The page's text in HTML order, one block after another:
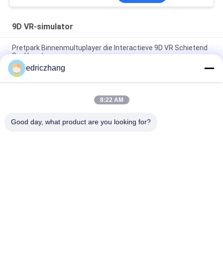
9D VR-simulator
Pretpark Binnenmultuplayer die Interactieve 9D VR Schietend
Spel loopt
VR het Spelmachine van de simulator Binnen9d VR Simulator
met 6 Zetels9d simulator
De interactieve Bioskoop van de de Gang9d Virtuele
edriczhang
8:22 AM
Good day, what product are you looking for?